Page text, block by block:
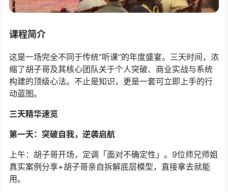
课程简介
这是一场完全不同于传统“听课”的年度盛宴。三天时间，浓
缩了胡子哥及其核心团队关于个人突破、商业实战与系统
构建的顶级心法。不止是知识，更是一套可立即上手的行
动蓝图。
三天精华速览
第一天：突破自我，逆袭启航
上午：胡子哥开场，定调「面对不确定性」。9位师兄师姐
真实案例分享+胡子哥亲自拆解底层模型，直接拿去就能
用。